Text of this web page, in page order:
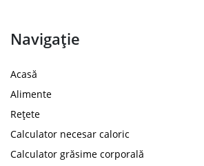
Navigație
Acasă
Alimente
Rețete
Calculator necesar caloric
Calculator grăsime corporală